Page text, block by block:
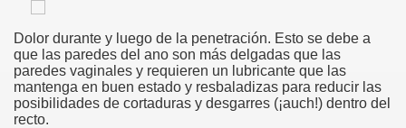
Dolor durante y luego de la penetración. Esto se debe a
que las paredes del ano son más delgadas que las
paredes vaginales y requieren un lubricante que las
mantenga en buen estado y resbaladizas para reducir las
posibilidades de cortaduras y desgarres (¡auch!) dentro del
recto.
Лесбийское Порно Видео